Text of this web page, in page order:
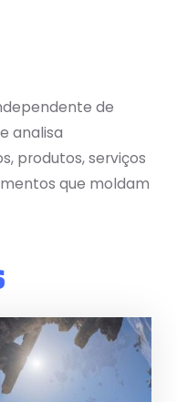
de
analisa
produtos, serviços
que moldam